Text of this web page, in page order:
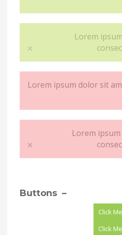
Lorem
×
Close
Lorem ipsum dolor sit
Lorem
×
Close
– Buttons
Click Me
Click Me